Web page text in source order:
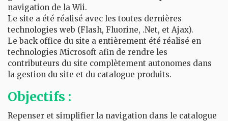
navigation de la Wii.
Le site a été réalisé avec les toutes dernières
technologies web (Flash, Fluorine, .Net, et Ajax).
Le back office du site a entièrement été réalisé en
technologies Microsoft afin de rendre les
contributeurs du site complètement autonomes dans
la gestion du site et du catalogue produits.
Objectifs :
Repenser et simplifier la navigation dans le catalogue